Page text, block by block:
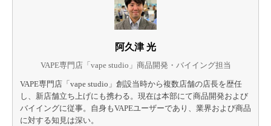
阿久津 光
VAPE専門店「vape studio」商品開発・バイイング担当
VAPE専門店「vape studio」創設当時から複数店舗の店長を歴任
し、新店舗立ち上げにも携わる。現在は本部にて商品開発および
バイイングに従事。自身もVAPEユーザーであり、業界および商品
に対する知見は深い。